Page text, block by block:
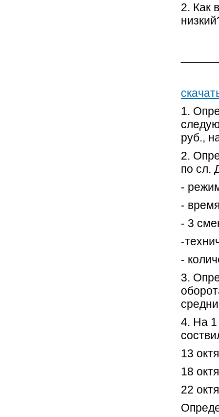
2. Как
1.
руб.,
2.
по сл.
-
-
- 3
-
-
3.
4. На 1
13
18
22